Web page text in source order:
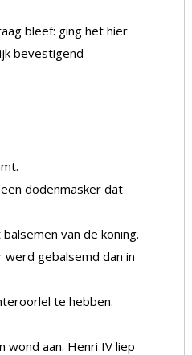
bleef: ging het hier
bevestigend
dodenmasker dat
van de koning.
werd gebalsemd dan in
te hebben.
aan. Henri IV liep